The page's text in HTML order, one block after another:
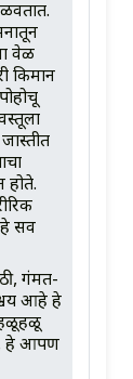
वेळ
किमान
सर्व
गंमत-
आहे हे
हळूहळू
हे आपण